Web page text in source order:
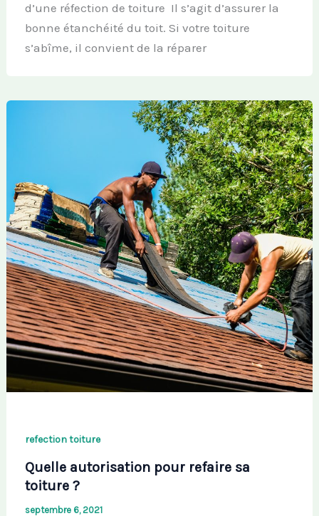
d’une réfection de toiture Il s’agit d’assurer la
bonne étanchéité du toit. Si votre toiture
s’abîme, il convient de la réparer
refection toiture
Quelle autorisation pour refaire sa
toiture ?
septembre 6, 2021